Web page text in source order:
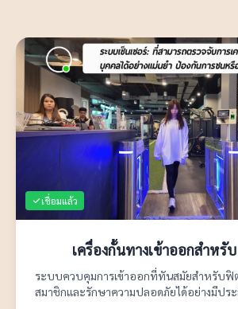
เชื่อมแล้ว
เครื่องกั้นทางเข้าออกสำหรั
ระบบควบคุมการเข้าออกที่ทันสมัยสำหรับฟิ
สมาชิกและรักษาความปลอดภัยได้อย่างมีปร